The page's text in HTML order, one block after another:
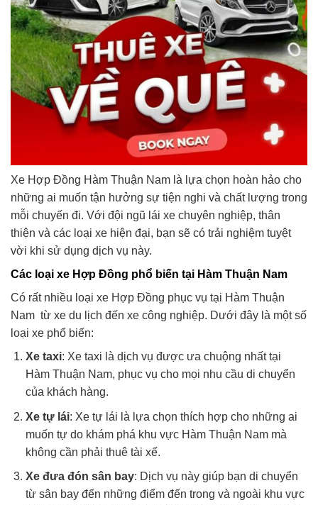
Xe Hợp Đồng Hàm Thuận Nam là lựa chọn hoàn hảo cho
những ai muốn tận hưởng sự tiện nghi và chất lượng trong
mỗi chuyến đi. Với đội ngũ lái xe chuyên nghiệp, thân
thiện và các loại xe hiện đại, bạn sẽ có trải nghiệm tuyệt
vời khi sử dụng dịch vụ này.
Các loại xe Hợp Đồng phổ biến tại Hàm Thuận Nam
Có rất nhiều loại xe Hợp Đồng phục vụ tại Hàm Thuận
Nam từ xe du lịch đến xe công nghiệp. Dưới đây là một số
loại xe phổ biến:
Xe taxi: Xe taxi là dịch vụ được ưa chuộng nhất tại
Hàm Thuận Nam, phục vụ cho mọi nhu cầu di chuyển
của khách hàng.
Xe tự lái: Xe tự lái là lựa chọn thích hợp cho những ai
muốn tự do khám phá khu vực Hàm Thuận Nam mà
không cần phải thuê tài xế.
Xe đưa đón sân bay: Dịch vụ này giúp bạn di chuyển
từ sân bay đến những điểm đến trong và ngoài khu vực